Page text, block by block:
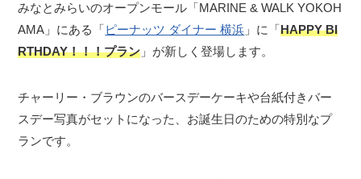
みなとみらいのオープンモール「MARINE & WALK YOKOH
AMA」にある「ピーナッツ ダイナー 横浜 」に「HAPPY BI
RTHDAY！！！プラン 」が新しく登場します。
チャーリー・ブラウンのバースデーケーキや台紙付きバー
スデー写真がセットになった、お誕生日のための特別なプ
ランです。